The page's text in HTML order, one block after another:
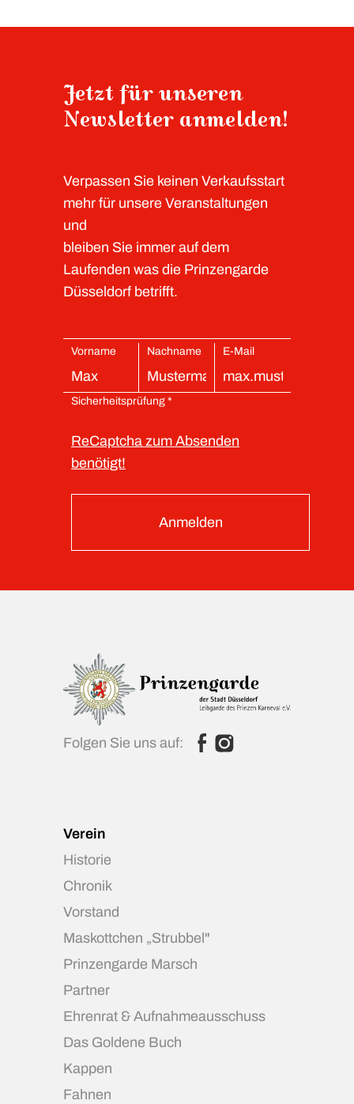
Jetzt für unseren
Newsletter anmelden!
Verpassen Sie keinen Verkaufsstart
mehr für unsere Veranstaltungen
und
bleiben Sie immer auf dem
Laufenden was die Prinzengarde
Düsseldorf betrifft.
Vorname Nachname E-Mail
Sicherheitsprüfung *
ReCaptcha zum Absenden
benötigt!
Anmelden
Folgen Sie uns auf:
Verein
Historie
Chronik
Vorstand
Maskottchen „Strubbel"
Prinzengarde Marsch
Partner
Ehrenrat & Aufnahmeausschuss
Das Goldene Buch
Kappen
Fahnen